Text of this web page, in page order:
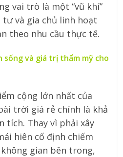
vai trò là một “vũ khí”
và gia chủ linh hoạt
theo nhu cầu thực tế.
sống và giá trị thẩm mỹ cho
cộng lớn nhất của
trời giá rẻ chính là khả
tích. Thay vì phải xây
hiên cố định chiếm
gian bên trong,